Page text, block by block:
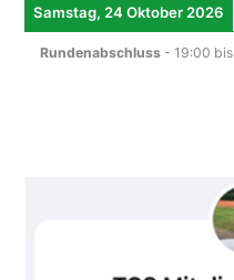
Samstag, 24 Oktober 2026
Rundenabschluss - 19:00 bis